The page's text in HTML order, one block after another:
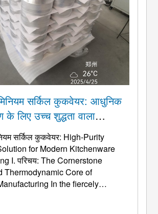
सर्किल कुकवेयर: आधुनिक
के लिए उच्च शुद्धता वाला
सर्किल कुकवेयर: High-Purity
for Modern Kitchenware
I. परिचय:The Cornerstone
Thermodynamic Core of
In the fiercely
का चुनाव अब केवल लागत का मुद्दा नहीं रह